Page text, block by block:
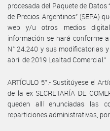
procesada del Paquete de Datos
de Precios Argentinos” (SEPA)
web y/u otros medios
información se hará conforme
N° 24.240 y sus modificatorias
abril de 2019 Lealtad Comercial.”
ARTÍCULO 5°.- Sustitúyese el
de la ex SECRETARÍA DE
queden allí enunciadas las
reparticiones administrativas,